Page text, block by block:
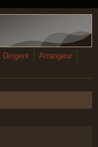
Dirigent
Arrangeur